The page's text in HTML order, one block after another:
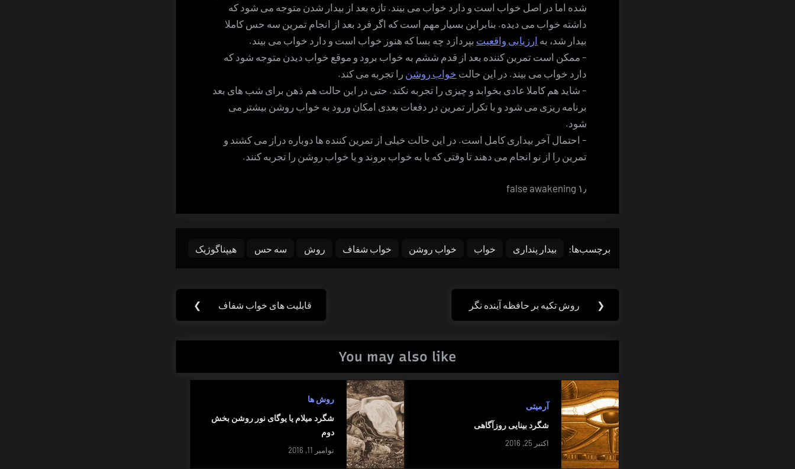
شده اما در اصل خواب است و دارد خواب می بیند. تازه بعد از بیدار شدن متوجه می شود که
داشته خواب می دیده. بنابراین بسیار مهم است که اگر فرد بعد از انجام تمرین سه حس کاملا
بیدار شد، به ارزیابی واقعیت بپردازد چه بسا که هنوز خواب است و دارد خواب می بیند.
– ممکن است تمرین کننده بعد از قدم ششم به خواب برود و موقع خواب دیدن متوجه شود که
دارد خواب می بیند. در این حالت خواب روشن را تجربه می کند.
– شاید هم کاملا عادی بخوابد و چیزی را تجربه نکند. حتی در این حالت هم ذهن برای شب های بعد
برنامه ریزی می شود و با تکرار تمرین در دفعات بعدی امکان ورود به خواب روشن بیشتر می
شود.
– احتمال آخر بیداری کامل است. در این حالت خیلی از تمرین کننده ها دوباره دراز می کشند و
تمرین را از نو انجام می دهند تا وقتی که یا به خواب بروند و یا خواب روشن را تجربه کنند.
۱٫ false awakening
برچسب‌ها: بیدار پنداری خواب خواب روشن خواب شفاف روش سه حس هیپناگوژیک
راهبری
نوشته
❮
Previous
روش تکیه بر حافظه آینده نگر
Next
قابلیت های خواب شفاف ❯
You may also like
آرمیتی
شگرد بینایی روزآگاهی
اکتبر 25, 2016
روش ها
شگرد میلام یا یوگای نور روشن بخش
دوم
نوامبر 11, 2016